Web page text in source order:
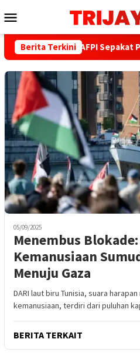
ke
Mobile
Berita Terkini
PWI dan AFPI Sepakat
05/09/2025
Menembus
Kemanusiaan
Menuju Gaza
DARI laut biru Tunisia, suara
kemanusiaan, terdiri dari puluhan
BERITA TERKAIT